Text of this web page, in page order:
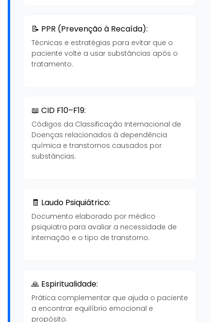
📝 PPR (Prevenção à Recaída):
Técnicas e estratégias para evitar que o
paciente volte a usar substâncias após o
tratamento.
📖 CID F10–F19:
Códigos da Classificação Internacional de
Doenças relacionados à dependência
química e transtornos causados por
substâncias.
🧾 Laudo Psiquiátrico:
Documento elaborado por médico
psiquiatra para avaliar a necessidade de
internação e o tipo de transtorno.
🙏 Espiritualidade:
Prática complementar que ajuda o paciente
a encontrar equilíbrio emocional e
propósito.